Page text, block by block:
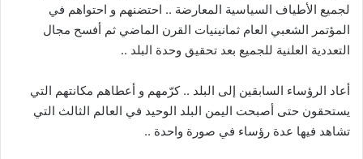
لجميع الأطياف السياسية المعارضة .. احتضنهم و احتواهم في
المؤتمر الشعبي العام ثمانينيات القرن الماضي ثم أفسح مجال
التعددية العلنية للجميع بعد تحقيق وحدة البلد ..
أعاد الرؤساء السابقين إلى البلد .. كرّمهم و أعطاهم مكانتهم التي
يستحقون حتى أصبحت اليمن البلد الوحيد في العالم الثالث التي
تشاهد فيها عدة رؤساء في صورة واحدة ..